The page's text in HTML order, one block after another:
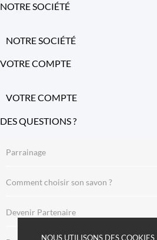
NOUS UTILISONS DES COOKIES
NOTRE SOCIÉTÉ
NOTRE SOCIÉTÉ
VOTRE COMPTE
VOTRE COMPTE
DES QUESTIONS ?
Parrainage
Comment choisir son savon ?
Devenir Partenaire